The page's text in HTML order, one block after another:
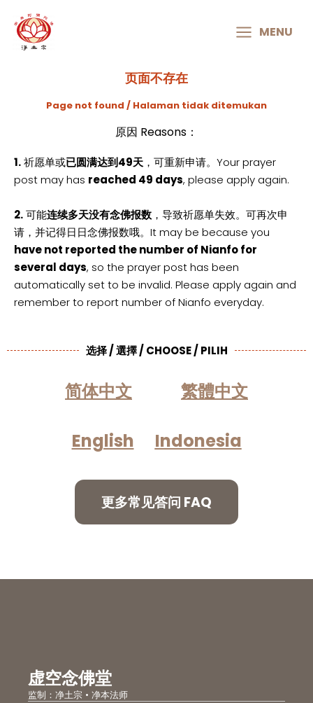
MENU
MENU
页面不存在
Page not found / Halaman tidak ditemukan
原因 Reasons：
1.祈愿单或已圆满达到49天 ，可重新申请。Your prayer
post may has reached 49 days, please apply again.
2.可能连续多天没有念佛报数 ，导致祈愿单失效。可再次申
请，并记得日日念佛报数哦。It may be because you
have not reported the number of Nianfo for
several days, so the prayer post has been
automatically set to be invalid. Please apply again and
remember to report number of Nianfo everyday.
选择 / 選擇 / CHOOSE / PILIH
简体中文 繁體中文
English Indonesia
更多常见答问 FAQ
虚空念佛堂
监制：净土宗 • 净本法师